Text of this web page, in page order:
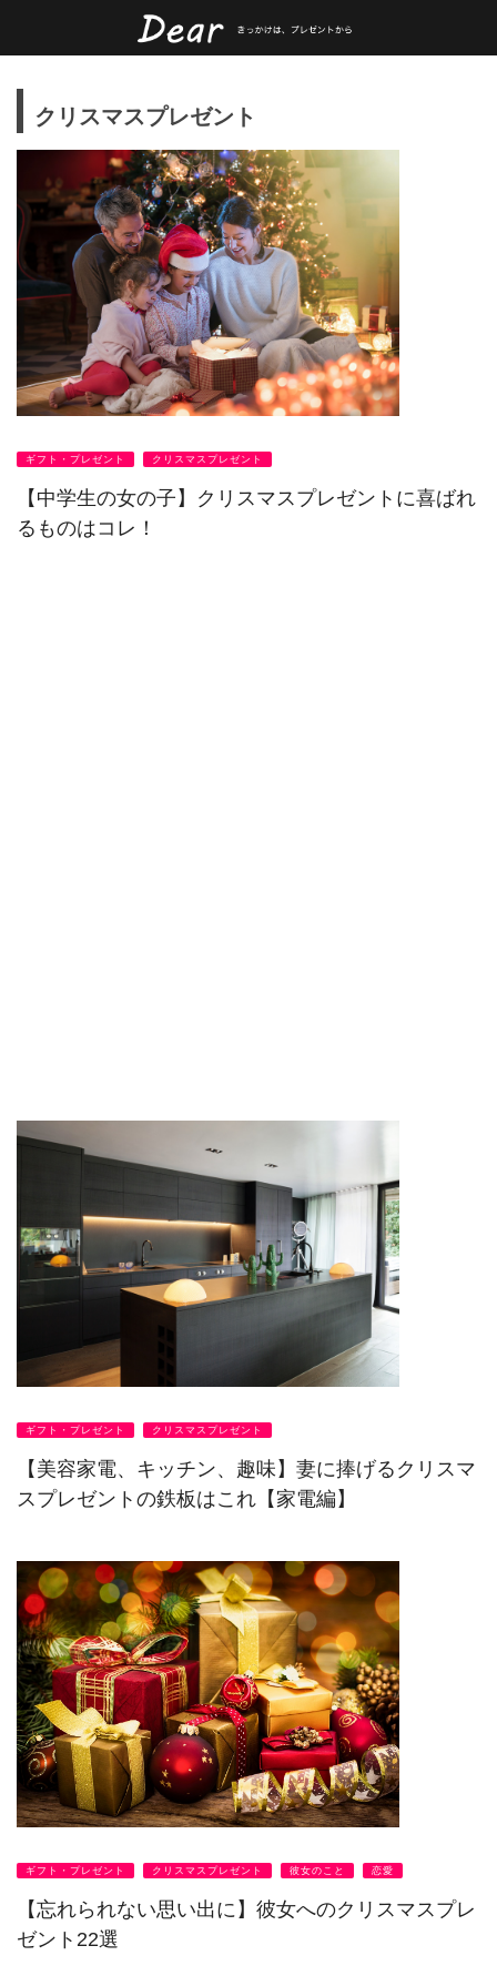
クリスマスプレゼント
ギフト・プレゼント クリスマスプレゼント
【中学生の女の子】クリスマスプレゼントに喜ばれ
るものはコレ！
ギフト・プレゼント クリスマスプレゼント
【美容家電、キッチン、趣味】妻に捧げるクリスマ
スプレゼントの鉄板はこれ【家電編】
ギフト・プレゼント クリスマスプレゼント 彼女のこと 恋愛
【忘れられない思い出に】彼女へのクリスマスプレ
ゼント22選